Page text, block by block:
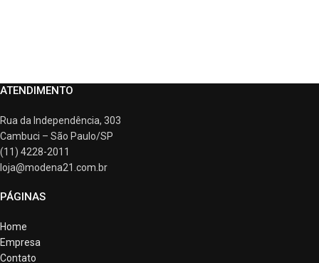
ATENDIMENTO
Rua da Independência, 303
Cambuci – São Paulo/SP
(11) 4228-2011
loja@modena21.com.br
PÁGINAS
Home
Empresa
Contato